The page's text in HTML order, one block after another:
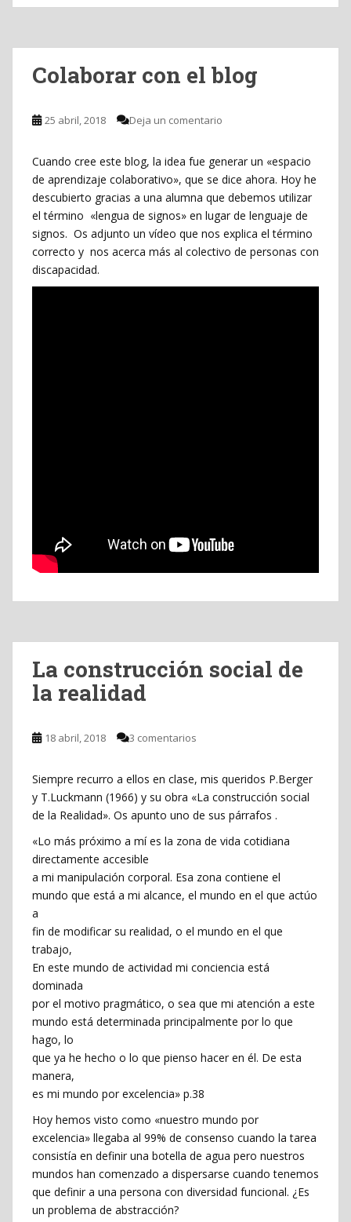
Colaborar con el blog
25 abril, 2018 Deja un comentario
Cuando cree este blog, la idea fue generar un «espacio
de aprendizaje colaborativo», que se dice ahora. Hoy he
descubierto gracias a una alumna que debemos utilizar
el término «lengua de signos» en lugar de lenguaje de
signos. Os adjunto un vídeo que nos explica el término
correcto y nos acerca más al colectivo de personas con
discapacidad.
La construcción social de
la realidad
18 abril, 2018 3 comentarios
Siempre recurro a ellos en clase, mis queridos P.Berger
y T.Luckmann (1966) y su obra «La construcción social
de la Realidad». Os apunto uno de sus párrafos .
«Lo más próximo a mí es la zona de vida cotidiana
directamente accesible
a mi manipulación corporal. Esa zona contiene el
mundo que está a mi alcance, el mundo en el que actúo
a
fin de modificar su realidad, o el mundo en el que
trabajo,
En este mundo de actividad mi conciencia está
dominada
por el motivo pragmático, o sea que mi atención a este
mundo está determinada principalmente por lo que
hago, lo
que ya he hecho o lo que pienso hacer en él. De esta
manera,
es mi mundo por excelencia» p.38
Hoy hemos visto como «nuestro mundo por
excelencia» llegaba al 99% de consenso cuando la tarea
consistía en definir una botella de agua pero nuestros
mundos han comenzado a dispersarse cuando tenemos
que definir a una persona con diversidad funcional. ¿Es
un problema de abstracción?